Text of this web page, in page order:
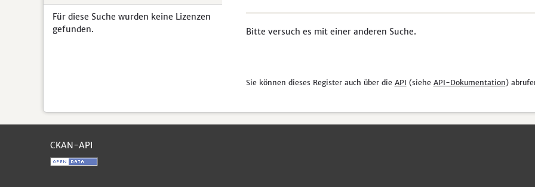
Für diese Suche wurden keine Lizenzen
gefunden.
Bitte versuch es mit einer anderen Suche.
Sie können dieses Register auch über die API (siehe API-Dokumentation)
CKAN-API